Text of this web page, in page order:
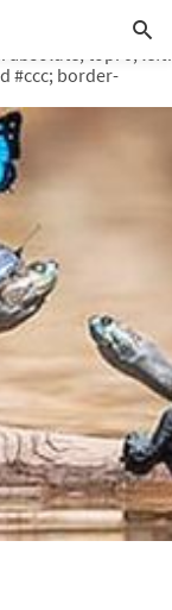
56.25%; /* 16:9
3em; margin-
absolute; top: 0; left:
#ccc; border-